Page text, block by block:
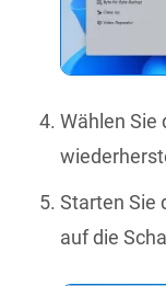
Wählen Sie
Starten Sie
auf die